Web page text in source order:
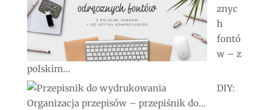
znyc
h
fontó
w – z
polskim...
DIY:
Organizacja przepisów – przepiśnik do...